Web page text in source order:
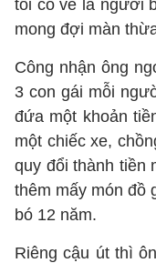
tôi có vẻ là người
mong đợi màn
Công nhận ông
3 con gái mỗi
đứa một khoản
một chiếc xe,
quy đổi thành tiền
thêm mấy món đồ
bó 12 năm.
Riêng cậu út thì